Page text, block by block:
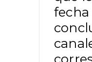
fecha